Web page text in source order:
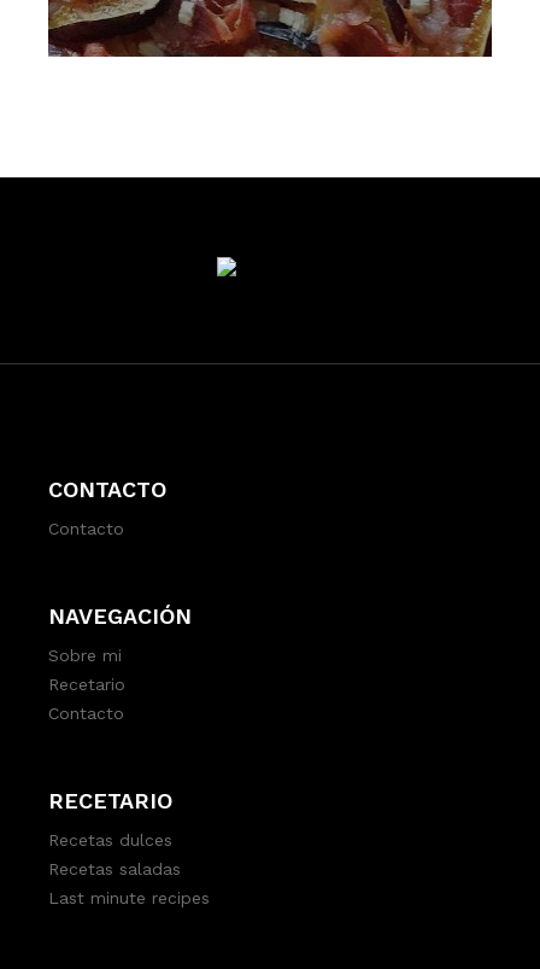
CONTACTO
Contacto
NAVEGACIÓN
Sobre mi
Recetario
Contacto
RECETARIO
Recetas dulces
Recetas saladas
Last minute recipes